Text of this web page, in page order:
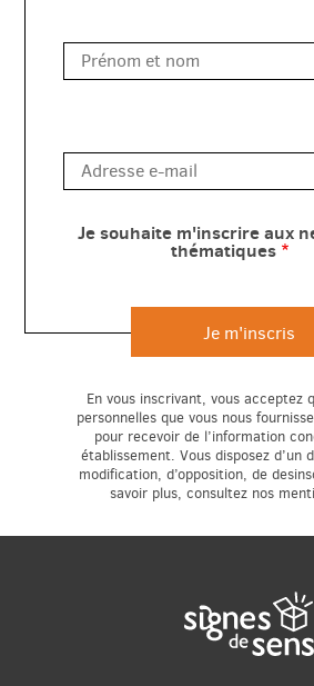
Je souhaite m'inscrire aux
thématiques
En vous inscrivant, vous acceptez
personnelles que vous nous
pour recevoir de l’information
établissement. Vous disposez d’un
modification, d’opposition, de
savoir plus, consultez nos